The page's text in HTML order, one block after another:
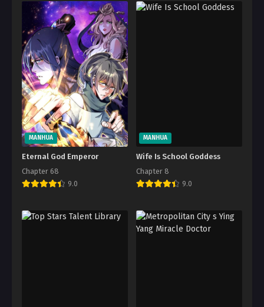
MANHUA
Eternal God Emperor
Chapter 68
9.0
MANHUA
Wife Is School Goddess
Chapter 8
9.0